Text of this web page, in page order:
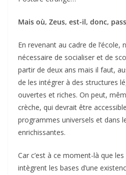
Mais où, Zeus, est-il, donc,
En revenant au cadre de l’école,
nécessaire de socialiser et de
partir de deux ans mais il faut,
de les intégrer à des structures
ouvertes et riches. On peut,
crèche, qui devrait être
programmes universels et dans
enrichissantes.
Car c’est à ce moment-là que
intègrent les bases d’une